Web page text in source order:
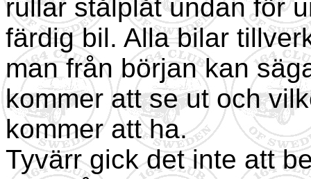
rullar stålplåt undan för
färdig bil. Alla bilar
man från början kan
kommer att se ut och
kommer att ha.
Tyvärr gick det inte att